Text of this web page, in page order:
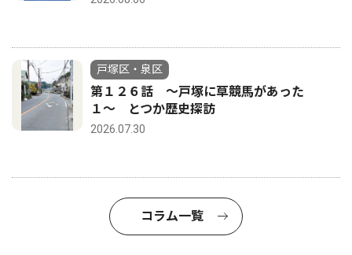
戸塚区・泉区
第１２６話 〜戸塚に草競馬があった
１〜 とつか歴史探訪
2026.07.30
コラム一覧